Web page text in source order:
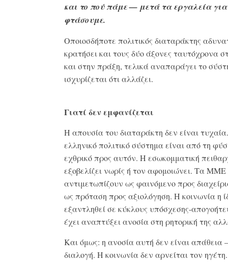
και το πού πάμε — μετά τα εργαλεία
φτάσουμε.
Οποιοσδήποτε πολιτικός διαταράκτης
κρατήσει και τους δύο άξονες ταυτόχρονα
και στην πράξη, τελικά αναπαράγει το
ισχυρίζεται ότι αλλάζει.
Γιατί δεν εμφανίζεται
Η απουσία του διαταράκτη δεν είναι
ελληνικό πολιτικό σύστημα είναι από τη
εχθρικό προς αυτόν. Η εσωκομματική
εξοβελίζει νωρίς ή τον αφομοιώνει. Τα ΜΜΕ
αντιμετωπίζουν ως φαινόμενο προς
ως πρόταση προς αξιολόγηση. Η κοινωνία η
εξαντληθεί σε κύκλους υπόσχεσης-
έχει αναπτύξει ανοσία στη ρητορική της
Και όμως: η ανοσία αυτή δεν είναι απάθεια
διαλογή. Η κοινωνία δεν αρνείται τον ηγέτη.